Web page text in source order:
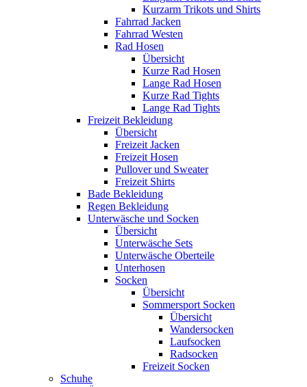
Kurzarm Trikots und Shirts
Fahrrad Jacken
Fahrrad Westen
Rad Hosen
Übersicht
Kurze Rad Hosen
Lange Rad Hosen
Kurze Rad Tights
Lange Rad Tights
Freizeit Bekleidung
Übersicht
Freizeit Jacken
Freizeit Hosen
Pullover und Sweater
Freizeit Shirts
Bade Bekleidung
Regen Bekleidung
Unterwäsche und Socken
Übersicht
Unterwäsche Sets
Unterwäsche Oberteile
Unterhosen
Socken
Übersicht
Sommersport Socken
Übersicht
Wandersocken
Laufsocken
Radsocken
Freizeit Socken
Schuhe